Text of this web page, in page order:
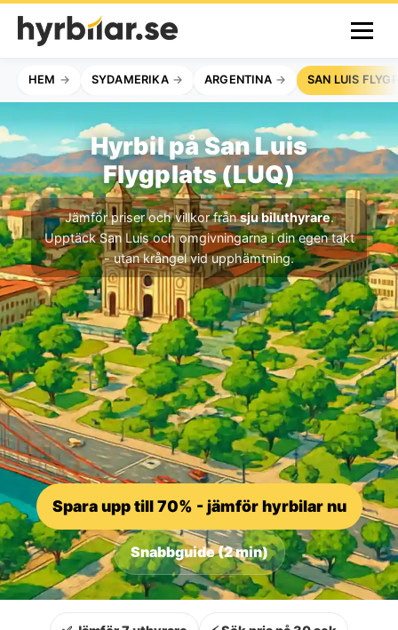
HEM SYDAMERIKA ARGENTINA SAN LUIS
Hyrbil på San Luis
Flygplats (LUQ)
Jämför priser och villkor frånsju biluthyrare.
Upptäck San Luis och omgivningarna i din egen takt
- utan krångel vid upphämtning.
Spara upp till 70% - jämför hyrbilar nu
Snabbguide (2 min)